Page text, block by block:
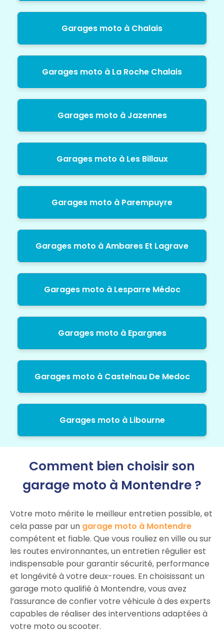
Garages moto à Chalais
Garages moto à La Roche Chalais
Garages moto à Jazennes
Garages moto à Les Billaux
Garages moto à Parempuyre
Garages moto à Ambares Et Lagrave
Garages moto à Lesparre Médoc
Garages moto à Epargnes
Garages moto à Castelnau De Medoc
Garages moto à Libourne
Comment bien choisir son
garage moto à Montendre ?
Votre moto mérite le meilleur entretien possible, et
cela passe par un garage moto à Montendre
compétent et fiable. Que vous rouliez en ville ou sur
les routes environnantes, un entretien régulier est
indispensable pour garantir sécurité, performance
et longévité à votre deux-roues. En choisissant un
garage moto qualifié à Montendre, vous avez
l’assurance de confier votre véhicule à des experts
capables de réaliser des interventions adaptées à
votre moto ou scooter.